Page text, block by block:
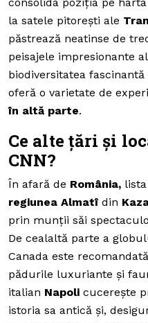
consolida poziția pe
la satele pitorești ale
păstrează neatinse de
peisajele impresionante
biodiversitatea fascinantă
oferă o varietate de
în altă parte.
Ce alte țări și
CNN?
În afară de România, lista
regiunea Almatîdin
prin munții săi
De cealaltă parte a
Canada este
pădurile luxuriante și
italian Napoli cucerește
istoria sa antică și,